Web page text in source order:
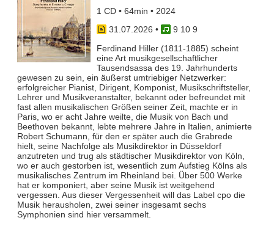
1 CD • 64min • 2024
31.07.2026 •
9 10 9
Ferdinand Hiller (1811-1885) scheint
eine Art musikgesellschaftlicher
Tausendsassa des 19. Jahrhunderts
gewesen zu sein, ein äußerst umtriebiger Netzwerker:
erfolgreicher Pianist, Dirigent, Komponist, Musikschriftsteller,
Lehrer und Musikveranstalter, bekannt oder befreundet mit
fast allen musikalischen Größen seiner Zeit, machte er in
Paris, wo er acht Jahre weilte, die Musik von Bach und
Beethoven bekannt, lebte mehrere Jahre in Italien, animierte
Robert Schumann, für den er später auch die Grabrede
hielt, seine Nachfolge als Musikdirektor in Düsseldorf
anzutreten und trug als städtischer Musikdirektor von Köln,
wo er auch gestorben ist, wesentlich zum Aufstieg Kölns als
musikalisches Zentrum im Rheinland bei. Über 500 Werke
hat er komponiert, aber seine Musik ist weitgehend
vergessen. Aus dieser Vergessenheit will das Label cpo die
Musik herausholen, zwei seiner insgesamt sechs
Symphonien sind hier versammelt.